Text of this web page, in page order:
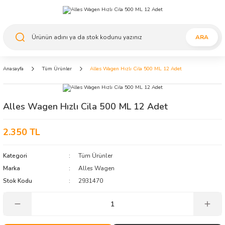
ARA
Anasayfa Tüm Ürünler Alles Wagen Hızlı Cila 500 ML 12 Adet
Alles Wagen Hızlı Cila 500 ML 12 Adet
2.350 TL
Kategori
Tüm Ürünler
Marka
Alles Wagen
Stok Kodu
2931470